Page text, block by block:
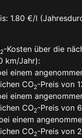
1.80 €/l
2-Kosten über die
km/Jahr):
einem
CO2-Preis von
einem
CO2-Preis von
einem
CO2-Preis von